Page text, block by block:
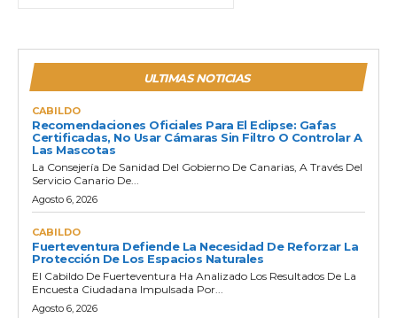
ULTIMAS NOTICIAS
CABILDO
Recomendaciones Oficiales Para El Eclipse: Gafas
Certificadas, No Usar Cámaras Sin Filtro O Controlar A
Las Mascotas
La Consejería De Sanidad Del Gobierno De Canarias, A Través Del
Servicio Canario De...
Agosto 6, 2026
CABILDO
Fuerteventura Defiende La Necesidad De Reforzar La
Protección De Los Espacios Naturales
El Cabildo De Fuerteventura Ha Analizado Los Resultados De La
Encuesta Ciudadana Impulsada Por...
Agosto 6, 2026